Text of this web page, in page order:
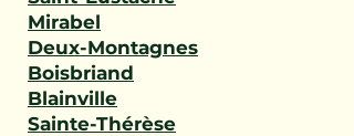
Mirabel
Deux-Montagnes
Boisbriand
Blainville
Sainte-Thérèse